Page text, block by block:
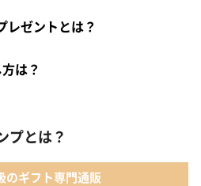
レゼントとは？
は？
プとは？
のギフト専門通販